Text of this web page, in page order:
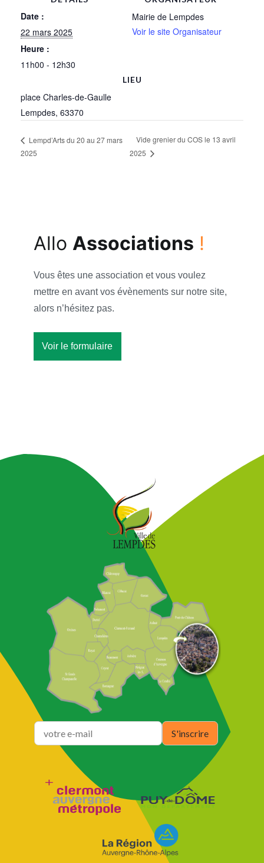
Date :
22 mars 2025
Heure :
11h00 - 12h30
LIEU
place Charles-de-Gaulle
Lempdes, 63370
Mairie de Lempdes
Voir le site Organisateur
Lempd’Arts du 20 au 27 mars
2025
Vide grenier du COS le 13 avril
2025
Allo Associations !
Vous êtes une association et vous voulez
mettre en avant vos évènements sur notre site,
alors n’hésitez pas.
Voir le formulaire